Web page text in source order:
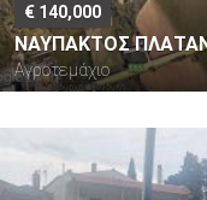
€ 140,000
ΝΑΥΠΑΚΤΟΣ
Αγροτεμάχιο